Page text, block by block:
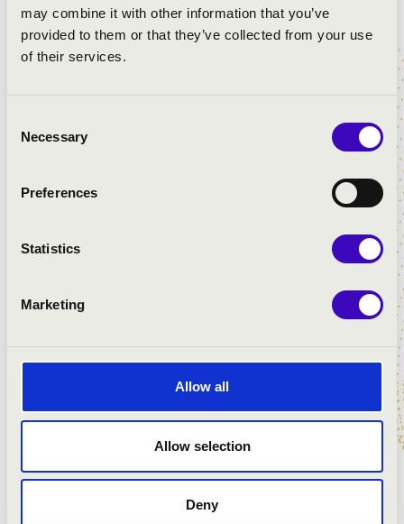
may combine it with other information that you’ve
provided to them or that they’ve collected from your use
of their services.
Selection
Necessary
Preferences
Statistics
Marketing
Allow all
Allow selection
Deny